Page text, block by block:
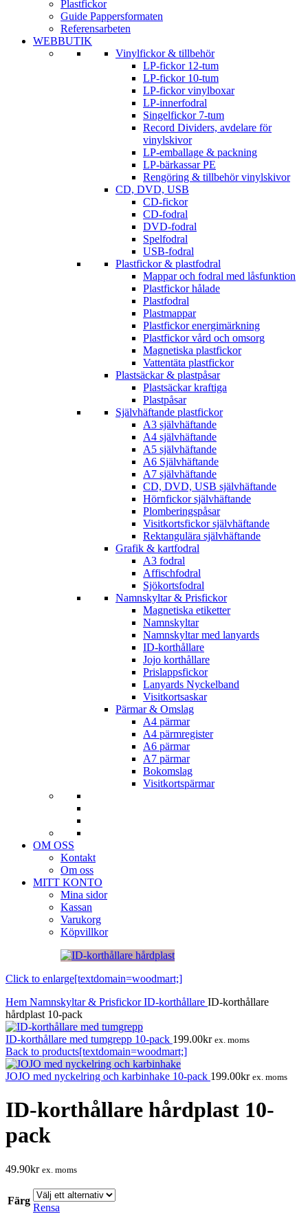
Plastfickor
Guide Pappersformaten
Referensarbeten
WEBBUTIK
Vinylfickor & tillbehör
LP-fickor 12-tum
LP-fickor 10-tum
LP-fickor vinylboxar
LP-innerfodral
Singelfickor 7-tum
Record Dividers, avdelare för
vinylskivor
LP-emballage & packning
LP-bärkassar PE
Rengöring & tillbehör vinylskivor
CD, DVD, USB
CD-fickor
CD-fodral
DVD-fodral
Spelfodral
USB-fodral
Plastfickor & plastfodral
Mappar och fodral med låsfunktion
Plastfickor hålade
Plastfodral
Plastmappar
Plastfickor energimärkning
Plastfickor vård och omsorg
Magnetiska plastfickor
Vattentäta plastfickor
Plastsäckar & plastpåsar
Plastsäckar kraftiga
Plastpåsar
Självhäftande plastfickor
A3 självhäftande
A4 självhäftande
A5 självhäftande
A6 Självhäftande
A7 självhäftande
CD, DVD, USB självhäftande
Hörnfickor självhäftande
Plomberingspåsar
Visitkortsfickor självhäftande
Rektangulära självhäftande
Grafik & kartfodral
A3 fodral
Affischfodral
Sjökortsfodral
Namnskyltar & Prisfickor
Magnetiska etiketter
Namnskyltar
Namnskyltar med lanyards
ID-korthållare
Jojo korthållare
Prislappsfickor
Lanyards Nyckelband
Visitkortsaskar
Pärmar & Omslag
A4 pärmar
A4 pärmregister
A6 pärmar
A7 pärmar
Bokomslag
Visitkortspärmar
OM OSS
Kontakt
Om oss
MITT KONTO
Mina sidor
Kassan
Varukorg
Köpvillkor
Click to enlarge[textdomain=woodmart;]
Hem Namnskyltar & PrisfickorID-korthållare ID-korthållare
hårdplast 10-pack
ID-korthållare med tumgrepp 10-pack 199.00kr ex. moms
Back to products[textdomain=woodmart;]
JOJO med nyckelring och karbinhake 10-pack 199.00kr ex. moms
ID-korthållare hårdplast 10-
pack
49.90kr ex. moms
Färg
Rensa